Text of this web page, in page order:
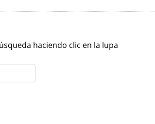
haciendo clic en la lupa